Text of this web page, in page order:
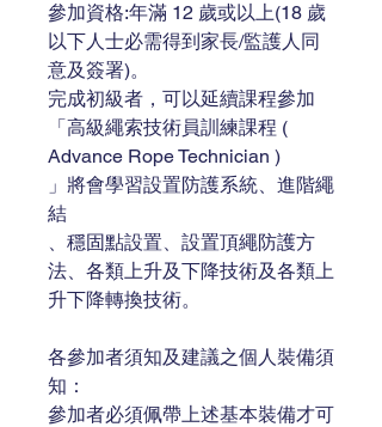
參加資格:年滿 12 歲或以上(18 歲
以下人士必需得到家長/監護人同
意及簽署)。
完成初級者，可以延續課程參加
「高級繩索技術員訓練課程 (
Advance Rope Technician )
」將會學習設置防護系統、進階繩
結
、穩固點設置、設置頂繩防護方
法、各類上升及下降技術及各類上
升下降轉換技術。
各參加者須知及建議之個人裝備須
知：
參加者必須佩帶上述基本裝備才可